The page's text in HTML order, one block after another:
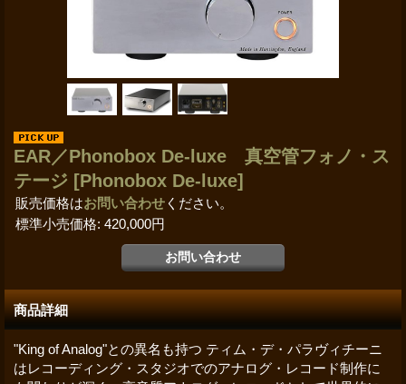
EAR／Phonobox De-luxe 真空管フォノ・ス
テージ [Phonobox De-luxe]
販売価格はお問い合わせ ください。
標準小売価格: 420,000円
商品詳細
"King of Analog"との異名も持つ ティム・デ・パラヴィチーニ
はレコーディング・スタジオでのアナログ・レコード制作に